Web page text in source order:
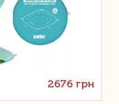
2676 грн